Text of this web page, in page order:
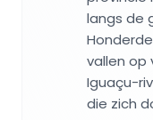
langs de
vallen op
Iguaçu-
die zich